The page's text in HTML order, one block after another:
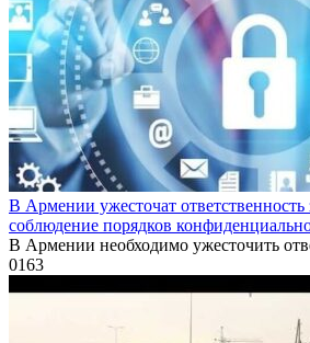
В Армении ужесточат ответственность
соблюдение порядков
В Армении необходимо ужесточить
0163